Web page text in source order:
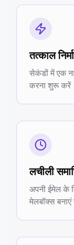
तत्काल
सेकंडों में एक
करना शुरू करें
लचीली
अपनी ईमेल के
मेलबॉक्स बनाएं